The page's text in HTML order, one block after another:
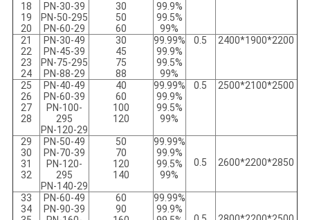
18
19
20
PN-30-39
PN-50-295
PN-60-29
30
50
60
99.9%
99.5%
99%
21
22
23
24
PN-30-49
PN-45-39
PN-75-295
PN-88-29
30
45
75
88
99.99%
99.9%
99.5%
99%
0.5 2400*1900*2200
25
26
27
28
PN-40-49
PN-60-39
PN-100-
295
PN-120-29
40
60
100
120
99.99%
99.9%
99.5%
99%
0.5 2500*2100*2500
29
30
31
32
PN-50-49
PN-70-39
PN-120-
295
PN-140-29
50
70
120
140
99.99%
99.9%
99.5%
99%
0.5 2600*2200*2850
33
34
PN-60-49
PN-90-39
60
90
99.99%
99.9%